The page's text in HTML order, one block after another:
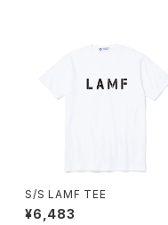
S/S LAMF TEE
¥6,483